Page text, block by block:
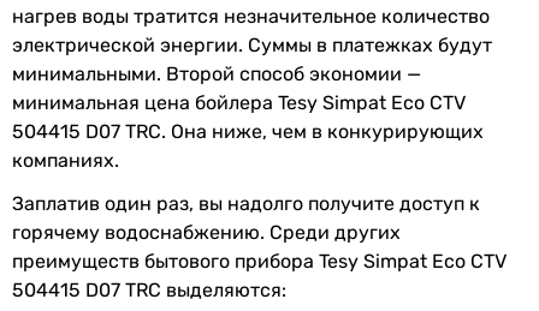
подключения
Дополнительно
индикатор работы, защита от
перегрева
Управление механическое
Комплектация
инструкция по эксплуатации,
магниевый анод,
предохранительный клапан,
кабель питания, гарантийный
нагрев воды тратится незначительное количество
электрической энергии. Суммы в платежках будут
минимальными. Второй способ экономии —
минимальная цена бойлера Tesy Simpat Eco CTV
504415 D07 TRC. Она ниже, чем в конкурирующих
компаниях.
Заплатив один раз, вы надолго получите доступ к
горячему водоснабжению. Среди других
преимуществ бытового прибора Tesy Simpat Eco CTV
504415 D07 TRC выделяются: